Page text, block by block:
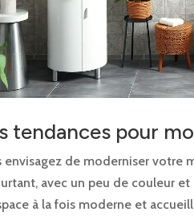
tendances pour
envisagez de moderniser votre
avec un peu de couleur
à la fois moderne et